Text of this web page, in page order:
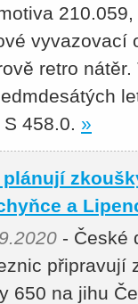
vyvazovací
retro
458.0. »
plánují
a
- České
připravují
650 na jihu